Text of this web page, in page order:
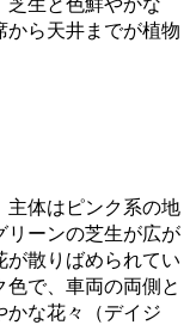
ら天井までが植物
主体はピンク系の地
リーンの芝生が広が
が散りばめられてい
で、車両の両側と
かな花々（デイジ